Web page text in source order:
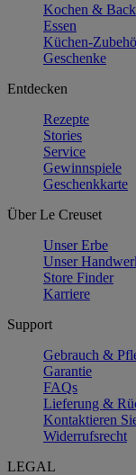
Kochen &
Essen
Küchen-
Geschenke
Entdecken
Rezepte
Stories
Service
Gewinnspiele
Geschenkkarte
Über Le Creuset
Unser Erbe
Unser
Store Finder
Karriere
Support
Gebrauch &
Garantie
FAQs
Lieferung &
Kontaktieren
Widerrufsrecht
LEGAL